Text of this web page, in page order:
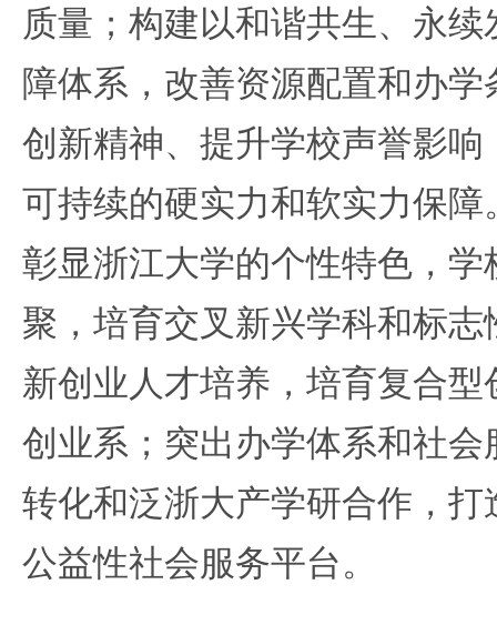
质量；构建以和谐共生、永
障体系，改善资源配置和办
创新精神、提升学校声誉影
可持续的硬实力和软实力保
彰显浙江大学的个性特色，
聚，培育交叉新兴学科和标
新创业人才培养，培育复合
创业系；突出办学体系和社
转化和泛浙大产学研合作，
公益性社会服务平台。